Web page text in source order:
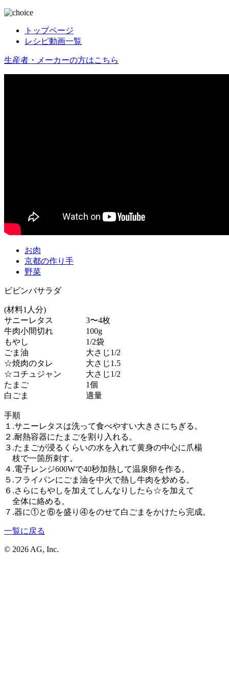
トップページ
レシピ動画一覧
生産者・メーカーの方はこちら
お肉
京都の作り手
野菜
ビビンバサラダ
(材料1人分)
サニーレタス 3〜4枚
牛肉小間切れ 100g
もやし 1/2袋
ごま油 大さじ1/2
☆焼肉のタレ 大さじ1.5
☆コチュジャン 大さじ1/2
たまご 1個
白ごま 適量
手順
１.サニーレタスは洗って食べやすい大きさにちぎる。
２.耐熱容器にたまごを割り入れる。
３.たまごが浸るくらいの水を入れて黄身の中心に爪楊
枝で一箇所刺す。
４.電子レンジ600Wで40秒加熱して温泉卵を作る。
５.フライパンにごま油を中火で熱し牛肉を炒める。
６.さらにもやしを加えてしんなりしたら☆を加えて
全体に絡める。
７.器に①と⑥を盛り④をのせて白ごまをかけたら完成。
一覧に戻る
© 2026 AG, Inc.